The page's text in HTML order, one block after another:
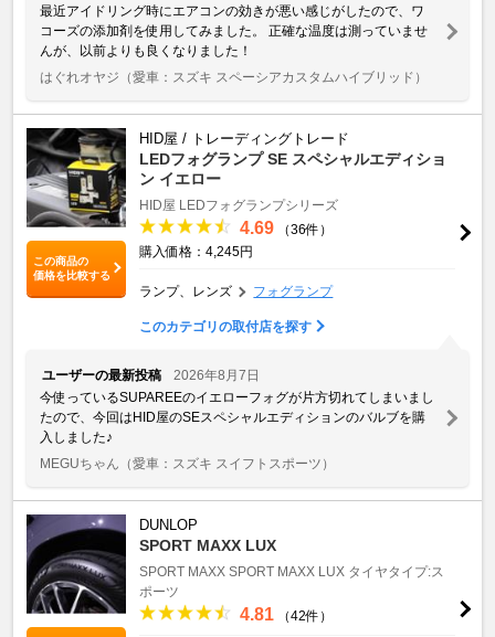
最近アイドリング時にエアコンの効きが悪い感じがしたので、ワ
コーズの添加剤を使用してみました。 正確な温度は測っていませ
んが、以前よりも良くなりました！
はぐれオヤジ （愛車：スズキ スペーシアカスタムハイブリッド）
この商品の
価格を比較する
HID屋 / トレーディングトレード
LEDフォグランプ SE スペシャルエディショ
ン イエロー
HID屋 LEDフォグランプシリーズ
4.69
（36件）
購入価格：4,245円
ランプ、レンズ フォグランプ
このカテゴリの取付店を探す
ユーザーの最新投稿
2026年8月7日
今使っているSUPAREEのイエローフォグが片方切れてしまいまし
たので、今回はHID屋のSEスペシャルエディションのバルブを購
入しました♪
MEGUちゃん （愛車：スズキ スイフトスポーツ）
DUNLOP
SPORT MAXX LUX
SPORT MAXX SPORT MAXX LUX タイヤタイプ:ス
ポーツ
4.81 （42件）